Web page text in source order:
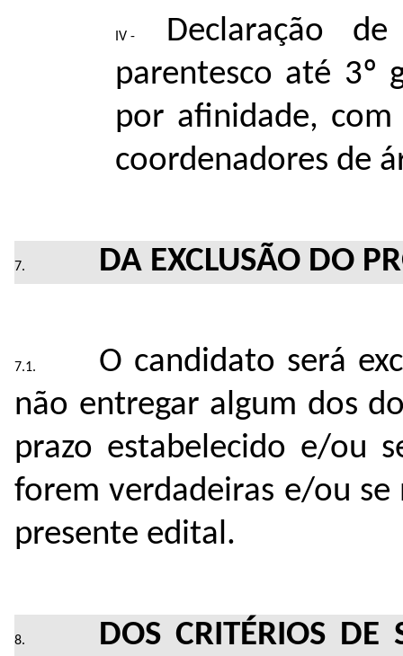
Declaração
parentesco até 3º
por afinidade,
coordenadores de
DA EXCLUSÃO DO
O candidato será
não entregar algum dos
prazo estabelecido e/ou
forem verdadeiras e/ou
presente edital.
DOS CRITÉRIOS DE